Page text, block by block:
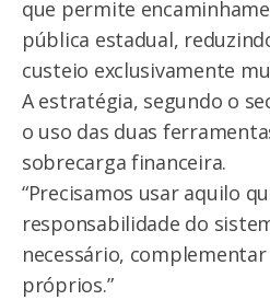
que permite
pública estadual,
custeio exclusivamente
A estratégia, segundo o
o uso das duas
sobrecarga financeira.
“Precisamos usar aquilo
responsabilidade do
necessário,
próprios.”